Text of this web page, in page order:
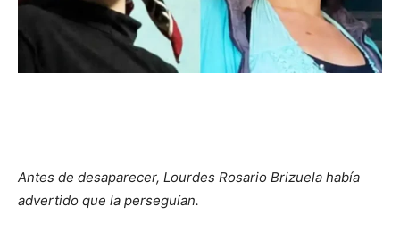
Antes de desaparecer, Lourdes Rosario Brizuela había
advertido que la perseguían.